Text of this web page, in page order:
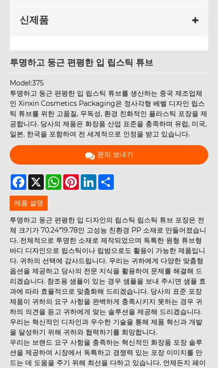
신제품
투명하고 둥근 편평한 입 립스틱 튜브
Model:375
투명하고 둥근 편평한 입 립스틱 튜브를 생산하는 중국 제조업체
인 Xinxin Cosmetics Packaging은 정사각형 베벨 디자인 립스
틱 튜브를 위한 고품질, 무독성, 환경 친화적인 플라스틱 포장을 제
공합니다. 당사의 제품은 화장품 산업 표준을 충족하며 유럽, 미국,
일본, 한국을 포함하여 전 세계적으로 인정을 받고 있습니다.
문의 보내기
Facebook
X WhatsAppPinterestLinkedIn
제품 설명
투명하고 둥근 편평한 입 디자인의 립스틱 립스틱 튜브 포장은 전
체 크기가 70.24*19.78인 고성능 친환경 PP 소재로 만들어졌습니
다. 전체적으로 투명한 소재로 제작되었으며 독특한 원형 튜브형
바디 디자인으로 립스틱이나 립밤으로도 활용이 가능한 제품입니
다. 귀하의 선택에 감사드립니다. 우리는 귀하에게 다양한 맞춤형
옵션을 제공하고 당사의 전문 지식을 활용하여 문제를 해결해 드
리겠습니다. 참조용 샘플이 있는 경우 샘플을 보내 주시면 샘플 효
과에 따라 효율적으로 맞춤화해 드리겠습니다. 당사의 표준 포장
제품이 귀하의 요구 사항을 완벽하게 충족시키지 못하는 경우 귀
하의 의견을 듣고 귀하에게 맞는 솔루션을 제공해 드리겠습니다.
우리는 혁신적인 디자인과 우수한 기술을 통해 제품 혁신과 개발
을 달성하기 위해 귀하와 협력하기를 희망합니다.
우리는 브랜드 요구 사항을 충족하는 혁신적인 화장품 포장 솔루
션을 제공하여 시장에서 독특하고 경쟁력 있는 포장 이미지를 만
드는 데 도움을 주기 위해 최선을 다하고 있습니다. 언제든지 페이